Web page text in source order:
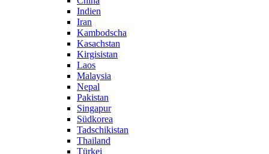
Indien
Iran
Kambodscha
Kasachstan
Kirgisistan
Laos
Malaysia
Nepal
Pakistan
Singapur
Südkorea
Tadschikistan
Thailand
Türkei